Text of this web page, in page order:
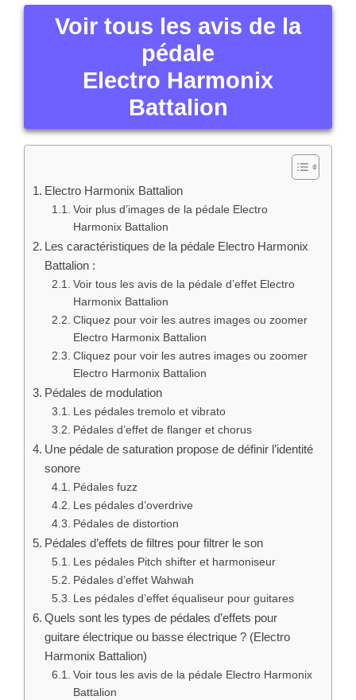
Voir tous les avis de la
pédale
Electro Harmonix
Battalion
Electro Harmonix Battalion
Voir plus d’images de la pédale Electro
Harmonix Battalion
Les caractéristiques de la pédale Electro Harmonix
Battalion :
Voir tous les avis de la pédale d’effet Electro
Harmonix Battalion
Cliquez pour voir les autres images ou zoomer
Electro Harmonix Battalion
Cliquez pour voir les autres images ou zoomer
Electro Harmonix Battalion
Pédales de modulation
Les pédales tremolo et vibrato
Pédales d’effet de flanger et chorus
Une pédale de saturation propose de définir l’identité
sonore
Pédales fuzz
Les pédales d’overdrive
Pédales de distortion
Pédales d’effets de filtres pour filtrer le son
Les pédales Pitch shifter et harmoniseur
Pédales d’effet Wahwah
Les pédales d’effet équaliseur pour guitares
Quels sont les types de pédales d’effets pour
guitare électrique ou basse électrique ? (Electro
Harmonix Battalion)
Voir tous les avis de la pédale Electro Harmonix
Battalion